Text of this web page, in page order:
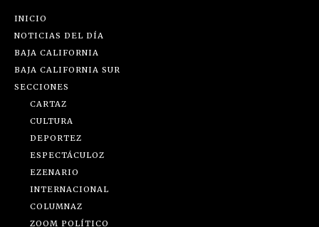
INICIO
NOTICIAS DEL DÍA
BAJA CALIFORNIA
BAJA CALIFORNIA SUR
SECCIONES
CARTAZ
CULTURA
DEPORTEZ
ESPECTÁCULOZ
EZENARIO
INTERNACIONAL
COLUMNAZ
ZOOM POLÍTICO